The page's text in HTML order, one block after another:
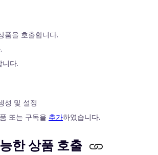
품을 호출합니다.
니다.
성 및 설정
또는 구독을 추가하였습니다.
한 상품 호출